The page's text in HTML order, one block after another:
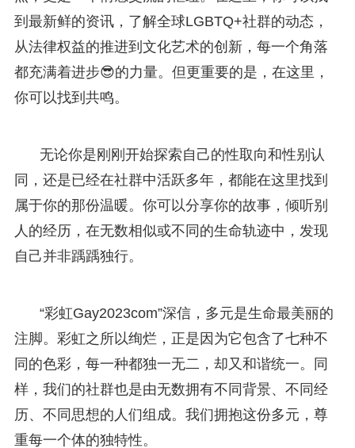
到最新鲜的资讯，了解全球LGBTQ+社群的动态，
从法律权益的推进到文化艺术的创新，每一个角落
都充满着进步😎的力量。但更重要的是，在这里，
你可以找到共鸣。
无论你是刚刚开始探索自己的性取向和性别认
同，还是已经在社群中活跃多年，都能在这里找到
属于你的那份温暖。你可以分享你的故事，倾听别
人的经历，在无数相似或不同的生命轨迹中，发现
自己并非踽踽独行。
“彩虹Gay2023com”深信，多元是生命最美丽的
注脚。彩虹之所以绚烂，正是因为它包含了七种不
同的色彩，每一种都独一无二，却又和谐统一。同
样，我们的社群也是由无数拥有不同背景、不同经
历、不同思想的人们组成。我们拥抱这份多元，尊
重每一个体的独特性。